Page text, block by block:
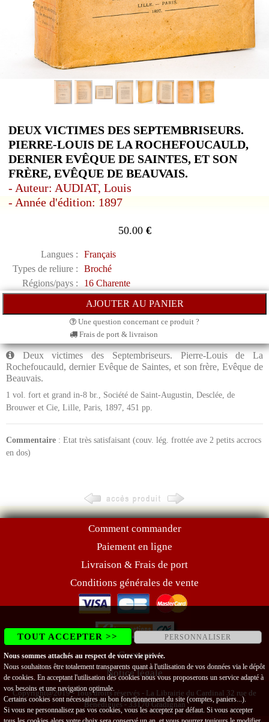
DEUX VICTIMES DES SEPTEMBRISEURS.
PIERRE-LOUIS DE LA ROCHEFOUCAULD,
DERNIER EVÊQUE DE SAINTES, ET SON
FRÈRE, EVÊQUE DE BEAUVAIS.
- Auteur: AUDIAT, Louis
- Année d'édition: 1897
50.00€
Langues :
Français
Types de reliure :
Broché
Régions/pays :
16 Charente
Une question concernant ce produit ?
Frais de port & livraison
Deux victimes des Septembriseurs. Pierre-Louis de La
Rochefoucauld, dernier Evêque de Saintes, et son frère, Evêque de
Beauvais.
1 vol. fort et grand in-8 br., Société de Saint-Augustin, Desclée, de
Brouwer et Cie, Lille, Paris, 1897, 451 pp.
Commentaire : Etat très satisfaisant (couv. lég. frottée ave 2 petits accrocs
en dos)
Comment commander
Paiement en ligne
Livraison & Frais de port
Conditions générales de vente
Contact
Notice légale
Copyright@2019 - Tous droits réservés - La Librairie du Cardinal 32 rue de
Bénédigues - 33170 Gradignan
TOUT ACCEPTER >> PERSONNALISER
Nous sommes attachés au respect de votre vie privée.
Nous souhaitons être totalement transparents quant à l'utilisation de vos données via le dépôt
de cookies. En acceptant l'utilisation des cookies nous vous proposerons un service adapté à
vos besoins et une navigation optimale.
Certains cookies sont nécessaires au bon fonctionnement du site (comptes, paniers...).
Si vous ne personnalisez pas vos cookies, vous les acceptez par défaut. Si vous accepter